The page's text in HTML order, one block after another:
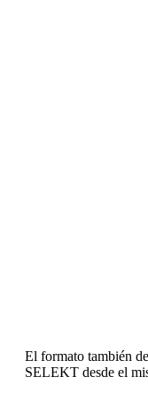
El formato también
SELEKT desde el